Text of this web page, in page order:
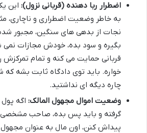
اضطرار ربا دهنده (قربانی نزول): این
به خاطر وضعیت اضطراری و ناچاری،
نجات از بدهی های سنگین، مجبور
بگیره و سود بده، خودش مجازات نمی
قربانی حمایت می کنه و تمام تمرکزش
خواره. باید توی دادگاه ثابت بشه که
چاره دیگه ای نداشتید.
وضعیت اموال مجهول المالک: اگه پول
گرفته و باید پس بده، صاحب مشخصی
پیداش کنن، اون مال به عنوان